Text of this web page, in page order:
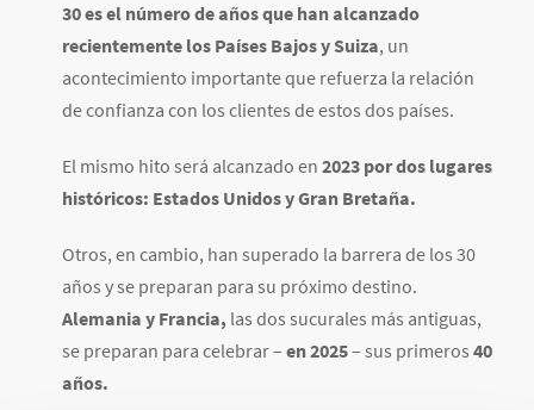
30 es el número de años que han alcanzado
recientemente los Países Bajos y Suiza, un
acontecimiento importante que refuerza la relación
de confianza con los clientes de estos dos países.
El mismo hito será alcanzado en 2023 por dos lugares
históricos: Estados Unidos y Gran Bretaña.
Otros, en cambio, han superado la barrera de los 30
años y se preparan para su próximo destino.
Alemania y Francia, las dos sucurales más antiguas,
se preparan para celebrar – en 2025– sus primeros 40
años.